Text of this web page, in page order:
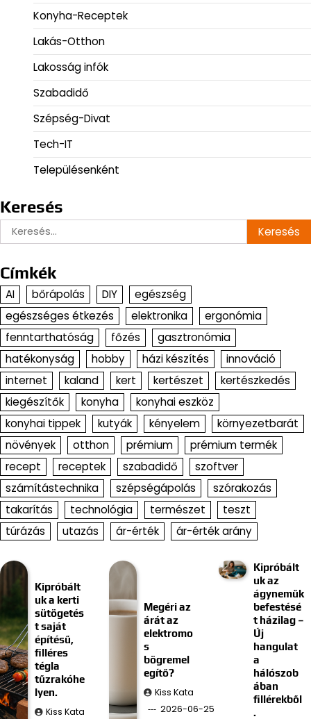
Konyha-Receptek
Lakás-Otthon
Lakosság infók
Szabadidő
Szépség-Divat
Tech-IT
Településenként
Keresés
Keresés:
Címkék
AI bőrápolás DIY
egészség
egészséges étkezés
elektronika
ergonómia
fenntarthatóság
főzés
gasztronómia
hatékonyság
hobby házi készítés
innováció
internet
kaland kert kertészet
kertészkedés
kiegészítők
konyha
konyhai eszköz
konyhai tippek
kutyák kényelem
környezetbarát
növények
otthon prémium
prémium termék
recept
receptek szabadidő
szoftver
számítástechnika
szépségápolás
szórakozás
takarítás
technológia természet
teszt
túrázás
utazás ár-érték ár-érték arány
Kipróbált
uk a kerti
sütögetés
t saját
építésű,
filléres
tégla
tűzrakóhe
lyen.
Kiss Kata
Megéri az
árát az
elektromo
s
bögremel
egítő?
Kiss Kata
2026-06-25
Kipróbált
uk az
ágyneműk
befestésé
t házilag –
Új
hangulat
a
hálószob
ában
fillérekből
.